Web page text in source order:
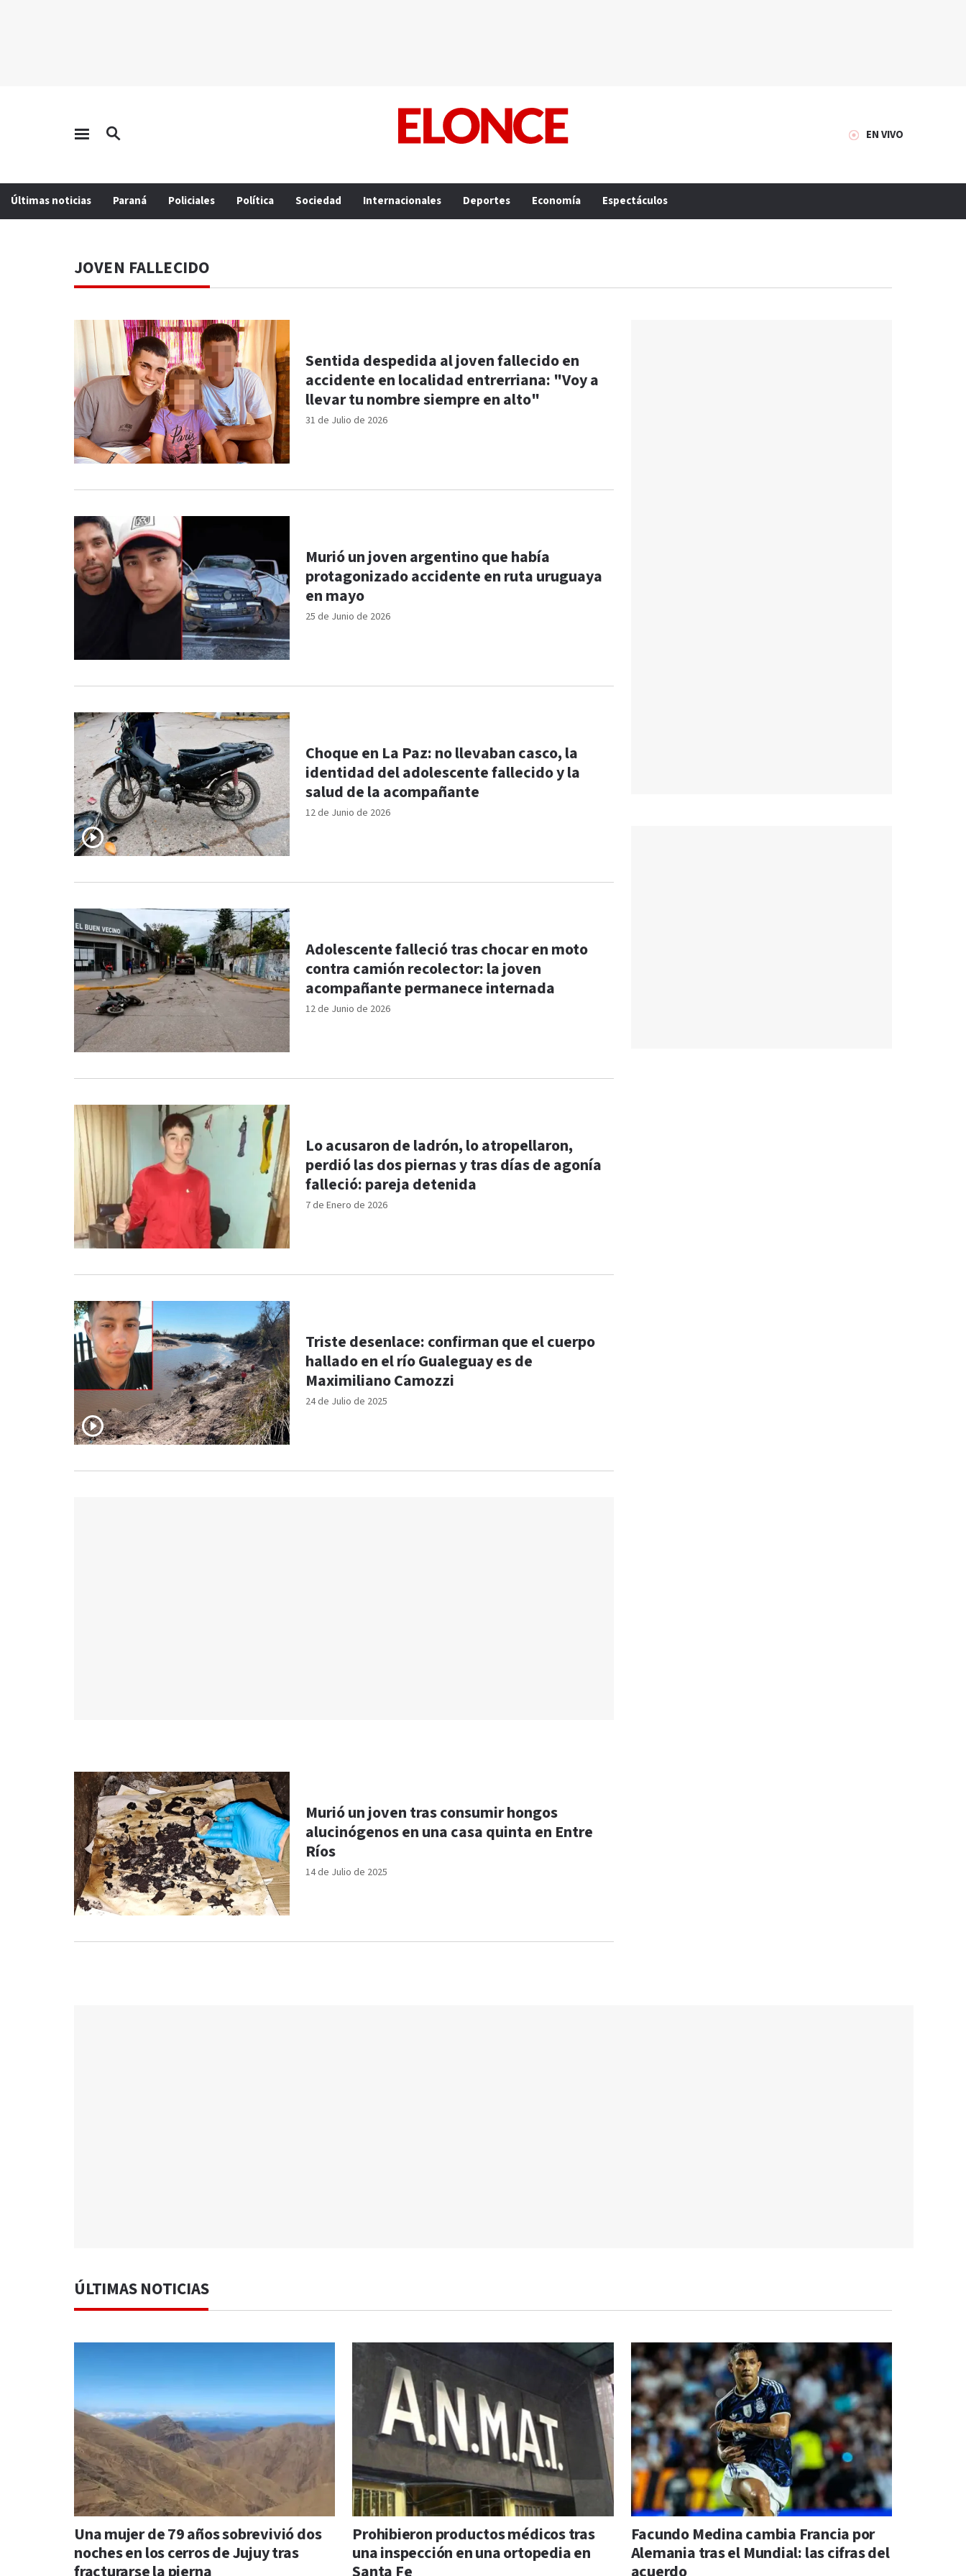
EN VIVO
Últimas noticias Paraná Policiales Política Sociedad Internacionales Deportes Economía Espectáculos
JOVEN FALLECIDO
31 de Julio de 2026
Sentida despedida al joven fallecido en
accidente en localidad entrerriana: "Voy a
llevar tu nombre siempre en alto"
25 de Junio de 2026
Murió un joven argentino que había
protagonizado accidente en ruta uruguaya
en mayo
12 de Junio de 2026
Choque en La Paz: no llevaban casco, la
identidad del adolescente fallecido y la
salud de la acompañante
12 de Junio de 2026
Adolescente falleció tras chocar en moto
contra camión recolector: la joven
acompañante permanece internada
7 de Enero de 2026
Lo acusaron de ladrón, lo atropellaron,
perdió las dos piernas y tras días de agonía
falleció: pareja detenida
24 de Julio de 2025
Triste desenlace: confirman que el cuerpo
hallado en el río Gualeguay es de
Maximiliano Camozzi
14 de Julio de 2025
Murió un joven tras consumir hongos
alucinógenos en una casa quinta en Entre
Ríos
ÚLTIMAS NOTICIAS
Una mujer de 79 años sobrevivió dos
noches en los cerros de Jujuy tras
Prohibieron productos médicos tras
una inspección en una ortopedia en
Facundo Medina cambia Francia por
Alemania tras el Mundial: las cifras del